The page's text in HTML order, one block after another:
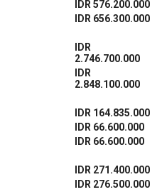
IDR 576.200.000
IDR 656.300.000
IDR
2.746.700.000
IDR
2.848.100.000
IDR 164.835.000
IDR 66.600.000
IDR 66.600.000
IDR 271.400.000
IDR 276.500.000